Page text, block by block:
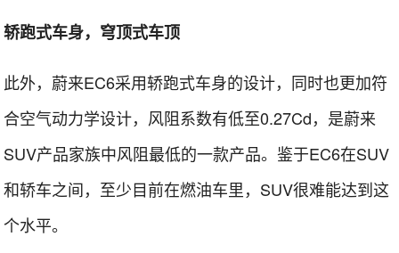
轿跑式车身，穹顶式车顶
此外，蔚来EC6采用轿跑式车身的设计，同时也更加符
合空气动力学设计，风阻系数有低至0.27Cd，是蔚来
SUV产品家族中风阻最低的一款产品。鉴于EC6在SUV
和轿车之间，至少目前在燃油车里，SUV很难能达到这
个水平。